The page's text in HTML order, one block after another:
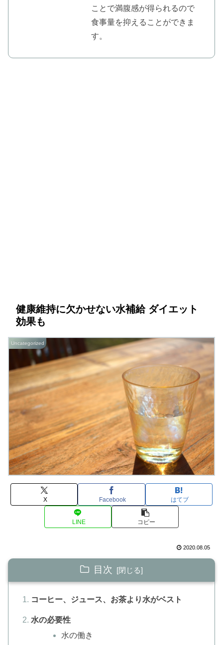
ことで満腹感が得られるので
食事量を抑えることができま
す。
健康維持に欠かせない水補給 ダイエット
効果も
Uncategorized
X Facebook はてブ
LINE コピー
2020.08.05
目次
コーヒー、ジュース、お茶より水がベスト
水の必要性
水の働き